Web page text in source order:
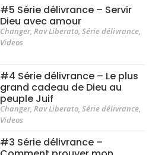
#5 Série délivrance – Servir
Dieu avec amour
Changer,Rav Liberato,Série délivrance,
Videos
#4 Série délivrance – Le plus
grand cadeau de Dieu au
peuple Juif
Changer,Rav Liberato,Série délivrance,
Videos
#3 Série délivrance –